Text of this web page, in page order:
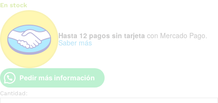
En stock
Hasta 12 pagos sin tarjeta con Mercado Pago.
Saber más
Pedir más información
Cantidad: